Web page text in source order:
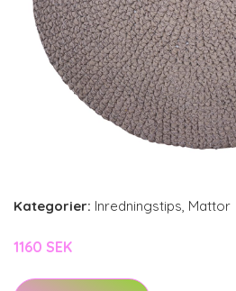
Kategorier: Inredningstips, Mattor
1160 SEK